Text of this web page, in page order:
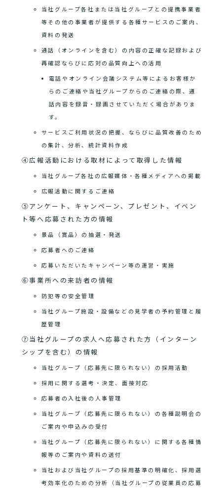
当社グループ各社または当社グループとの提携事業者
等その他の事業者が提供する各種サービスのご案内、
資料の発送
通話（オンラインを含む）の内容の正確な記録および
再確認ならびに応対の品質向上への活用
電話やオンライン会議システム等によるお客様か
らのご連絡や当社グループからのご連絡の際、通
話内容を録音・録画させていただく場合がありま
す。
サービスご利用状況の把握、ならびに品質改善のため
の集計、分析、統計資料作成
④広報活動における取材によって取得した情報
当社グループ各社の広報媒体・各種メディアへの掲載
広報活動に関するご連絡
⑤アンケート、キャンペーン、プレゼント、イベン
ト等へ応募された方の情報
景品（賞品）の抽選・発送
応募者へのご連絡
応募いただいたキャンペーン等の運営・実施
⑥事業所への来訪者の情報
防犯等の安全管理
当社グループ施設・設備などの見学者の予約管理と履
歴管理
⑦当社グループの求人へ応募された方（インターン
シップを含む）の情報
当社グループ（応募先に限られない）の採用活動
採用に関する選考・決定、面接対応
応募者の入社後の人事管理
当社グループ（応募先に限られない）の各種説明会の
ご案内や申込みの受付
当社グループ（応募先に限られない）に関する各種情
報等のご案内や資料の送付
当社および当社グループの採用基準の明確化、採用選
考効率化のための分析（当社グループの従業員の応募